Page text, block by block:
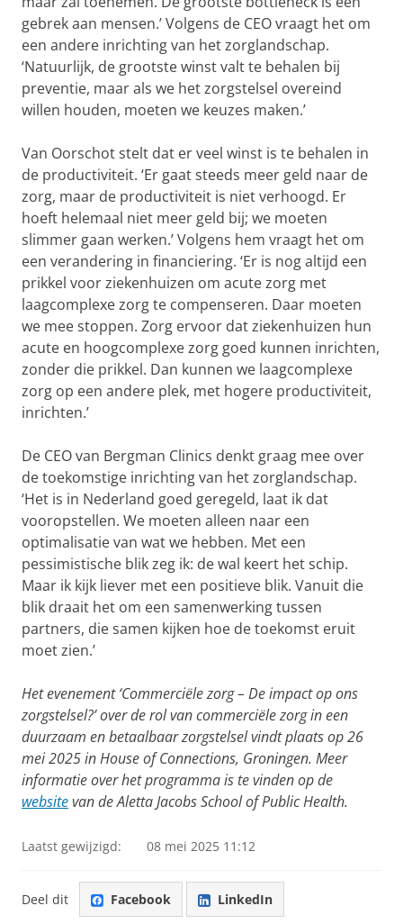
gebrek aan mensen.’ Volgens de CEO vraagt het om
een andere inrichting van het zorglandschap.
‘Natuurlijk, de grootste winst valt te behalen bij
preventie, maar als we het zorgstelsel overeind
willen houden, moeten we keuzes maken.’
Van Oorschot stelt dat er veel winst is te behalen in
de productiviteit. ‘Er gaat steeds meer geld naar de
zorg, maar de productiviteit is niet verhoogd. Er
hoeft helemaal niet meer geld bij; we moeten
slimmer gaan werken.’ Volgens hem vraagt het om
een verandering in financiering. ‘Er is nog altijd een
prikkel voor ziekenhuizen om acute zorg met
laagcomplexe zorg te compenseren. Daar moeten
we mee stoppen. Zorg ervoor dat ziekenhuizen hun
acute en hoogcomplexe zorg goed kunnen inrichten,
zonder die prikkel. Dan kunnen we laagcomplexe
zorg op een andere plek, met hogere productiviteit,
inrichten.’
De CEO van Bergman Clinics denkt graag mee over
de toekomstige inrichting van het zorglandschap.
‘Het is in Nederland goed geregeld, laat ik dat
vooropstellen. We moeten alleen naar een
optimalisatie van wat we hebben. Met een
pessimistische blik zeg ik: de wal keert het schip.
Maar ik kijk liever met een positieve blik. Vanuit die
blik draait het om een samenwerking tussen
partners, die samen kijken hoe de toekomst eruit
moet zien.’
Het evenement ‘Commerciële zorg – De impact op ons
zorgstelsel?’ over de rol van commerciële zorg in een
duurzaam en betaalbaar zorgstelsel vindt plaats op 26
mei 2025 in House of Connections, Groningen. Meer
informatie over het programma is te vinden op de
websitevan de Aletta Jacobs School of Public Health.
Laatst gewijzigd: 08 mei 2025 11:12
Deel dit Facebook LinkedIn